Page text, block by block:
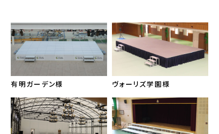
有明ガーデン様 ヴォーリズ学園様